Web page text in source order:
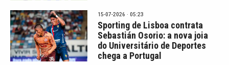
15-07-2026 · 05:23
Sporting de Lisboa contrata
Sebastián Osorio: a nova joia
do Universitário de Deportes
chega a Portugal